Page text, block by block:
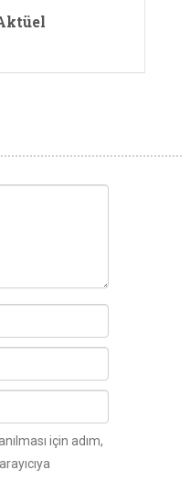
için adım,